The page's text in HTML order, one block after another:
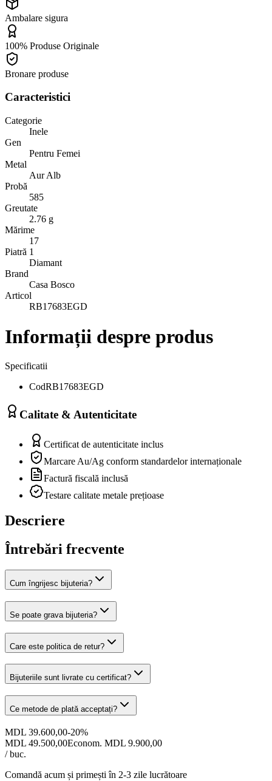
Ambalare sigura
100% Produse Originale
Bronare produse
Caracteristici
Categorie
Inele
Gen
Pentru Femei
Metal
Aur Alb
Probă
585
Greutate
2.76 g
Mărime
17
Piatră 1
Diamant
Brand
Casa Bosco
Articol
RB17683EGD
Informații despre produs
Specificatii
CodRB17683EGD
Calitate & Autenticitate
Certificat de autenticitate inclus
Marcare Au/Ag conform standardelor internaționale
Factură fiscală inclusă
Testare calitate metale prețioase
Descriere
Întrebări frecvente
Cum îngrijesc bijuteria?
Se poate grava bijuteria?
Care este politica de retur?
Bijuteriile sunt livrate cu certificat?
Ce metode de plată acceptați?
MDL 39.600,00-20%
MDL 49.500,00Econom. MDL 9.900,00
/ buc.
Comandă acum și primești în 2-3 zile lucrătoare